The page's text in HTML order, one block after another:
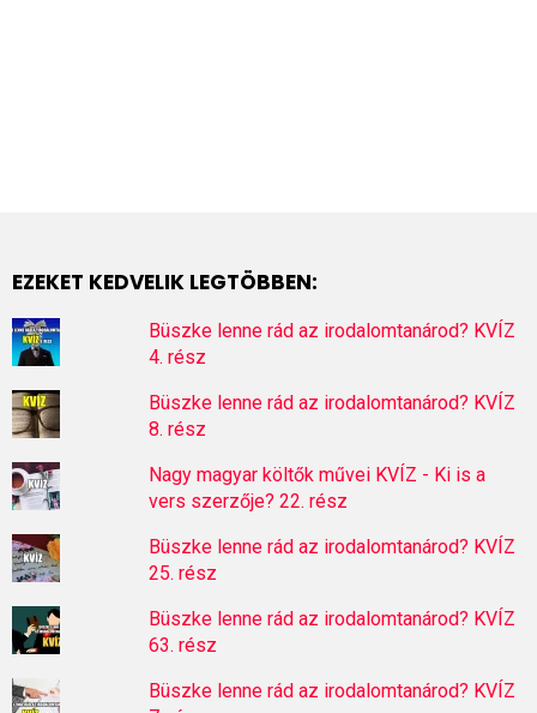
EZEKET KEDVELIK LEGTÖBBEN:
Büszke lenne rád az irodalomtanárod? KVÍZ
4. rész
Büszke lenne rád az irodalomtanárod? KVÍZ
8. rész
Nagy magyar költők művei KVÍZ - Ki is a
vers szerzője? 22. rész
Büszke lenne rád az irodalomtanárod? KVÍZ
25. rész
Büszke lenne rád az irodalomtanárod? KVÍZ
63. rész
Büszke lenne rád az irodalomtanárod? KVÍZ